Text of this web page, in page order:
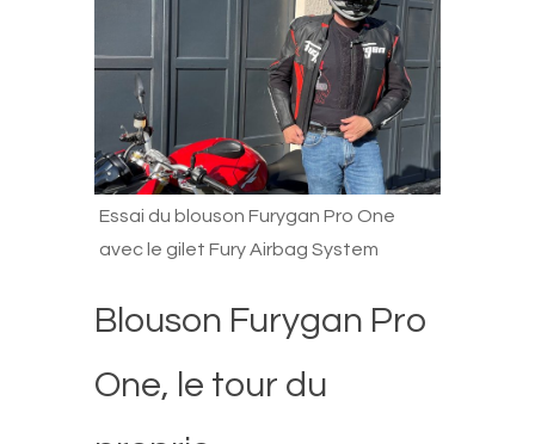
Essai du blouson Furygan Pro One
avec le gilet Fury Airbag System
Blouson Furygan Pro
One, le tour du